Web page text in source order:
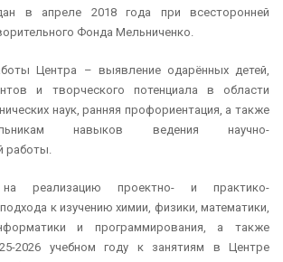
в апреле 2018 года при всесторонней
Фонда Мельниченко.
Центра – выявление одарённых детей,
и творческого потенциала в области
наук, ранняя профориентация, а также
навыков ведения научно-
работы.
реализацию проектно- и практико-
к изучению химии, физики, математики,
и программирования, а также
2026 учебном году к занятиям в Центре